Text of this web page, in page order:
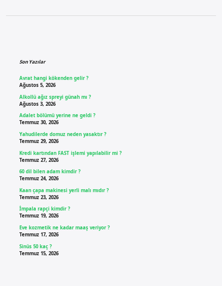
Son Yazılar
Avrat hangi kökenden gelir ?
Ağustos 5, 2026
Alkollü ağız spreyi günah mı ?
Ağustos 3, 2026
Adalet bölümü yerine ne geldi ?
Temmuz 30, 2026
Yahudilerde domuz neden yasaktır ?
Temmuz 29, 2026
Kredi kartından FAST işlemi yapılabilir mi ?
Temmuz 27, 2026
60 dil bilen adam kimdir ?
Temmuz 24, 2026
Kaan çapa makinesi yerli malı mıdır ?
Temmuz 23, 2026
İmpala rapçi kimdir ?
Temmuz 19, 2026
Eve kozmetik ne kadar maaş veriyor ?
Temmuz 17, 2026
Sinüs 50 kaç ?
Temmuz 15, 2026